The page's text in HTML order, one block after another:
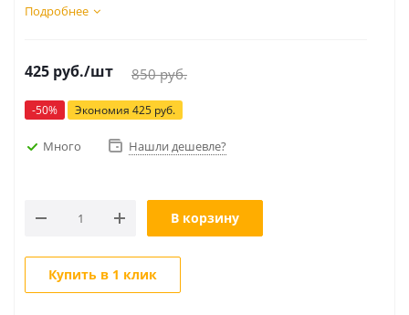
Подробнее
425 руб./шт 850руб.
-50% Экономия 425 руб.
Много Нашли дешевле?
В корзину
Купить в 1 клик